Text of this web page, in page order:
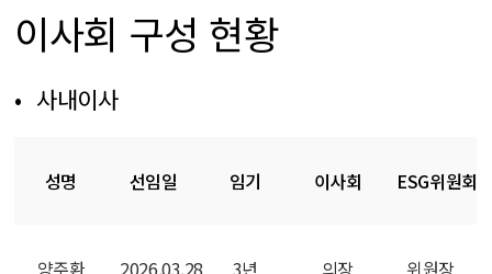
이사회 구성 현황
사내이사
성명 선임일 임기 이사회 ESG위원회